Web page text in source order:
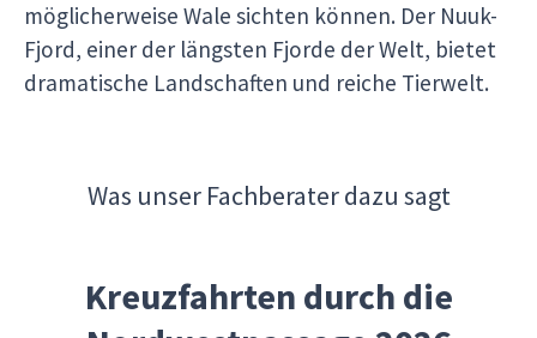
möglicherweise Wale sichten können. Der Nuuk-
Fjord, einer der längsten Fjorde der Welt, bietet
dramatische Landschaften und reiche Tierwelt.
Was unser Fachberater dazu sagt
Kreuzfahrten durch die